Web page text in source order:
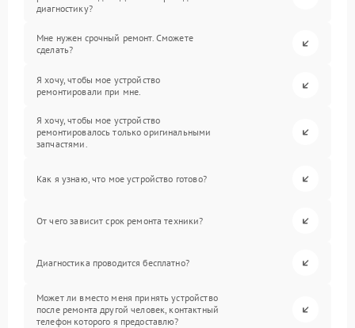
диагностику?
Мне нужен срочный ремонт. Сможете
сделать?
Я хочу, чтобы мое устройство
ремонтировали при мне.
Я хочу, чтобы мое устройство
ремонтировалось только оригинальными
запчастями.
Как я узнаю, что мое устройство готово?
От чего зависит срок ремонта техники?
Диагностика проводится бесплатно?
Может ли вместо меня принять устройство
после ремонта другой человек, контактный
телефон которого я предоставлю?